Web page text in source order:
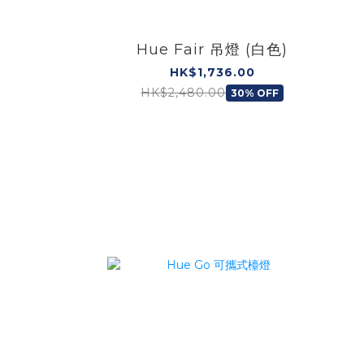
Hue Fair 吊燈 (白色)
HK$1,736.00
HK$2,480.00 30% OFF